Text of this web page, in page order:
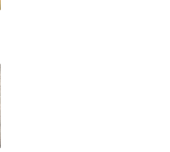
业，实业报国的故事。甲午战争后，国家蒙